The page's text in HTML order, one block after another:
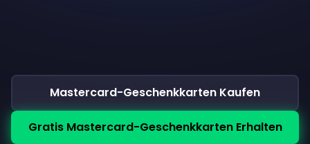
Mastercard-Geschenkkarten Kaufen
Gratis Mastercard-Geschenkkarten Erhalten